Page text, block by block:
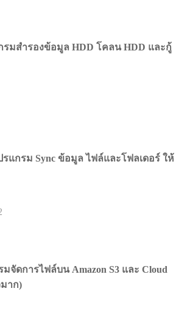
รมสำรองข้อมูล HDD โคลน HDD และกู้
รแกรม Sync ข้อมูล ไฟล์และโฟลเดอร์ ให้
มจัดการไฟล์บน Amazon S3 และ Cloud
มาก)